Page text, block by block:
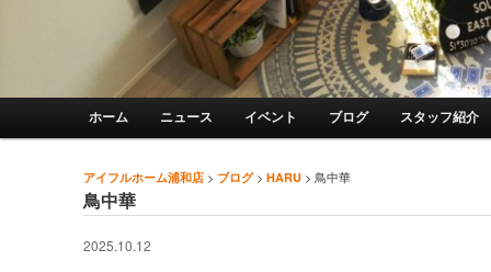
メインメニュー
メインコンテンツへ移動
サブコンテンツへ移動
ホーム ニュース イベント ブログ スタッフ紹介
アイフルホーム浦和店 > ブログ> HARU > 鳥中華
投稿ナビゲーション
鳥中華
2025.10.12